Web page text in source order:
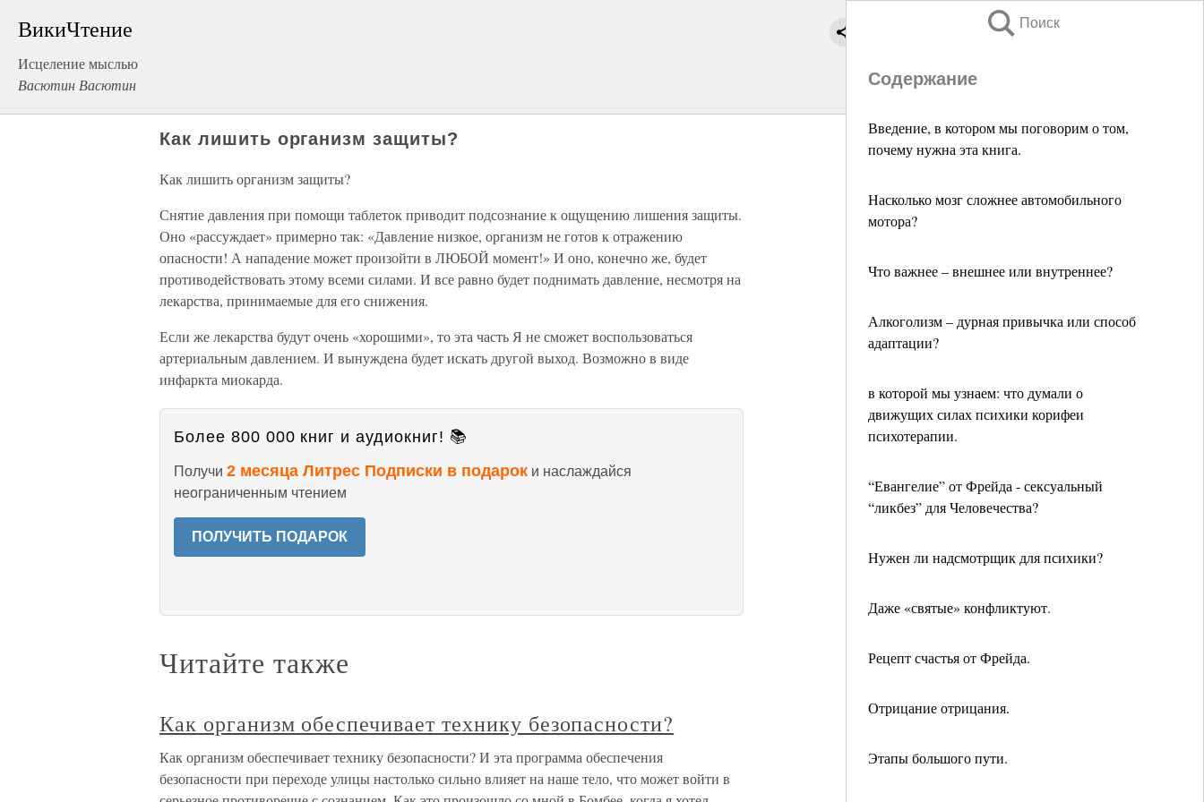
ВикиЧтение
Исцеление мыслью
Васютин Васютин
Поиск
Содержание
Введение, в котором мы поговорим о том,
почему нужна эта книга.
Насколько мозг сложнее автомобильного
мотора?
Что важнее – внешнее или внутреннее?
Алкоголизм – дурная привычка или способ
адаптации?
в которой мы узнаем: что думали о
движущих силах психики корифеи
психотерапии.
“Евангелие” от Фрейда - сексуальный
“ликбез” для Человечества?
Нужен ли надсмотрщик для психики?
Даже «святые» конфликтуют.
Рецепт счастья от Фрейда.
Отрицание отрицания.
Этапы большого пути.
Как лишить организм защиты?
Как лишить организм защиты?
Снятие давления при помощи таблеток приводит подсознание к ощущению лишения защиты.
Оно «рассуждает» примерно так: «Давление низкое, организм не готов к отражению
опасности! А нападение может произойти в ЛЮБОЙ момент!» И оно, конечно же, будет
противодействовать этому всеми силами. И все равно будет поднимать давление, несмотря на
лекарства, принимаемые для его снижения.
Если же лекарства будут очень «хорошими», то эта часть Я не сможет воспользоваться
артериальным давлением. И вынуждена будет искать другой выход. Возможно в виде
инфаркта миокарда.
Более 800 000 книг и аудиокниг! 📚
Получи 2 месяца Литрес Подписки в подарок и наслаждайся
неограниченным чтением
ПОЛУЧИТЬ ПОДАРОК
Читайте также
Как организм обеспечивает технику безопасности?
Как организм обеспечивает технику безопасности? И эта программа обеспечения
безопасности при переходе улицы настолько сильно влияет на наше тело, что может войти в